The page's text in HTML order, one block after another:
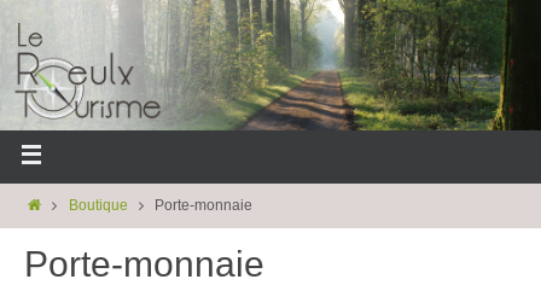
Boutique Porte-monnaie
Porte-monnaie